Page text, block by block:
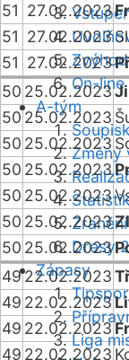
On-line
A-tým
Změny
Dresy
Zápasy
Liga
51 27.02.2023
51 27.02.2023
51 27.02.2023
50 25.02.2023
50 25.02.2023
50 25.02.2023
50 25.02.2023
50 25.02.2023
50 25.02.2023
50 25.02.2023
4922.02.2023
49 22.02.2023
49 22.02.2023
49 22.02.2023